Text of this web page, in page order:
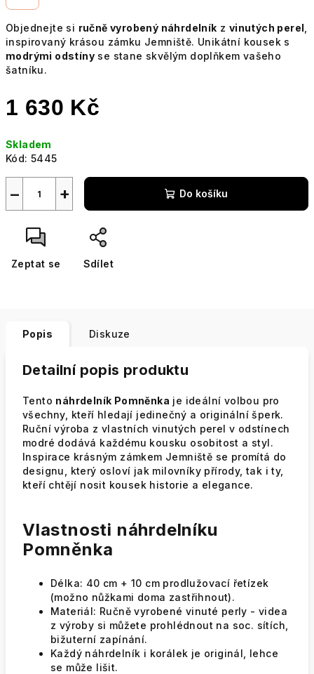
Objednejte si ručně vyrobený náhrdelník z vinutých perel
inspirovaný krásou zámku Jemniště. Unikátní kousek s
modrými odstíny se stane skvělým doplňkem vašeho
šatníku.
1 630 Kč
cena:
Skladem
Kód: 5445
+
− Do košíku
Zeptat se Sdílet
Popis Diskuze
Detailní popis produktu
Tento náhrdelník Pomněnka je ideální volbou pro
všechny, kteří hledají jedinečný a originální šperk.
Ruční výroba z vlastních vinutých perel v odstínech
modré dodává každému kousku osobitost a styl.
Inspirace krásným zámkem Jemniště se promítá do
designu, který osloví jak milovníky přírody, tak i ty,
kteří chtějí nosit kousek historie a elegance.
Vlastnosti náhrdelníku
Pomněnka
Délka: 40 cm + 10 cm prodlužovací řetízek
(možno nůžkami doma zastřihnout).
Materiál: Ručně vyrobené vinuté perly - videa
z výroby si můžete prohlédnout na soc. sítích,
bižuterní zapínání.
Každý náhrdelník i korálek je originál, lehce
se může lišit.